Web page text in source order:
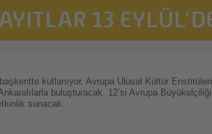
kutlanıyor. Avrupa Ulusal Kültür
buluşturacak. 12’si Avrupa
sunacak.